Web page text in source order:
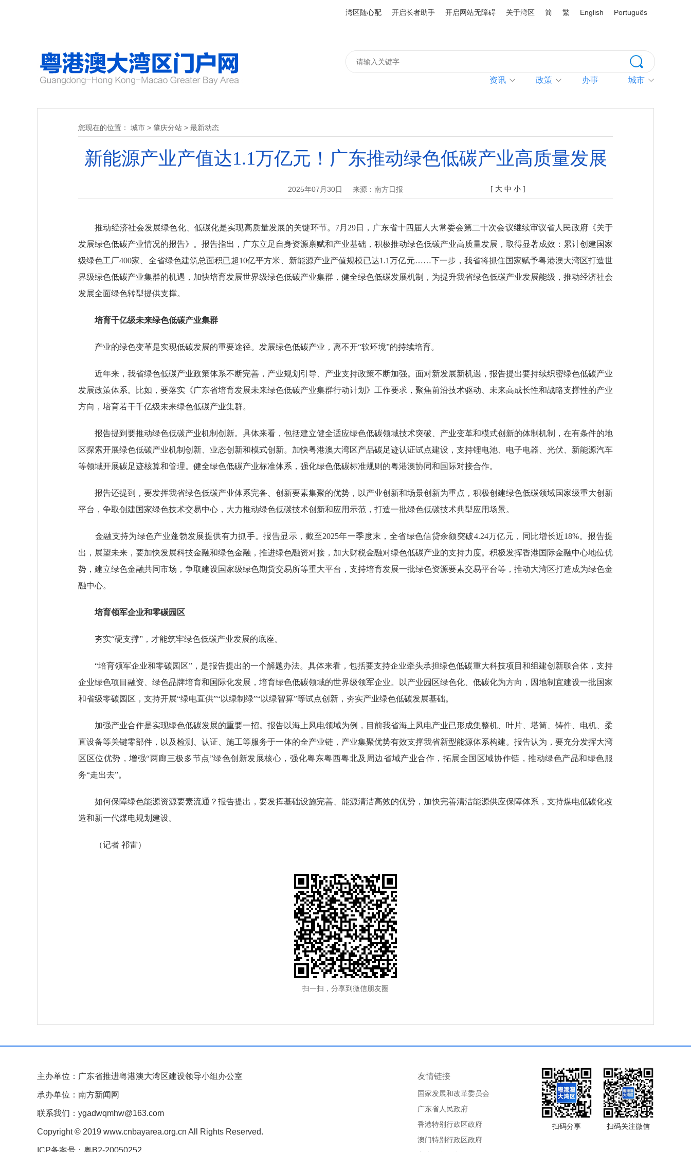
湾区随心配 开启长者助手 开启网站无障碍 关于湾区 简 繁 English Português
资讯 政策 办事 城市
您现在的位置： 城市 > 肇庆分站 > 最新动态
新能源产业产值达1.1万亿元！广东推动绿色低碳产业高质量发展
2025年07月30日 来源：南方日报 [ 大 中 小 ]
推动经济社会发展绿色化、低碳化是实现高质量发展的关键环节。7月29日，广东省十四届人大常委会第二十次会议继续审议省人民政府《关于
发展绿色低碳产业情况的报告》。报告指出，广东立足自身资源禀赋和产业基础，积极推动绿色低碳产业高质量发展，取得显著成效：累计创建国家
级绿色工厂400家、全省绿色建筑总面积已超10亿平方米、新能源产业产值规模已达1.1万亿元……下一步，我省将抓住国家赋予粤港澳大湾区打造世
界级绿色低碳产业集群的机遇，加快培育发展世界级绿色低碳产业集群，健全绿色低碳发展机制，为提升我省绿色低碳产业发展能级，推动经济社会
发展全面绿色转型提供支撑。
培育千亿级未来绿色低碳产业集群
产业的绿色变革是实现低碳发展的重要途径。发展绿色低碳产业，离不开“软环境”的持续培育。
近年来，我省绿色低碳产业政策体系不断完善，产业规划引导、产业支持政策不断加强。面对新发展新机遇，报告提出要持续织密绿色低碳产业
发展政策体系。比如，要落实《广东省培育发展未来绿色低碳产业集群行动计划》工作要求，聚焦前沿技术驱动、未来高成长性和战略支撑性的产业
方向，培育若干千亿级未来绿色低碳产业集群。
报告提到要推动绿色低碳产业机制创新。具体来看，包括建立健全适应绿色低碳领域技术突破、产业变革和模式创新的体制机制，在有条件的地
区探索开展绿色低碳产业机制创新、业态创新和模式创新。加快粤港澳大湾区产品碳足迹认证试点建设，支持锂电池、电子电器、光伏、新能源汽车
等领域开展碳足迹核算和管理。健全绿色低碳产业标准体系，强化绿色低碳标准规则的粤港澳协同和国际对接合作。
报告还提到，要发挥我省绿色低碳产业体系完备、创新要素集聚的优势，以产业创新和场景创新为重点，积极创建绿色低碳领域国家级重大创新
平台，争取创建国家绿色技术交易中心，大力推动绿色低碳技术创新和应用示范，打造一批绿色低碳技术典型应用场景。
金融支持为绿色产业蓬勃发展提供有力抓手。报告显示，截至2025年一季度末，全省绿色信贷余额突破4.24万亿元，同比增长近18%。报告提
出，展望未来，要加快发展科技金融和绿色金融，推进绿色融资对接，加大财税金融对绿色低碳产业的支持力度。积极发挥香港国际金融中心地位优
势，建立绿色金融共同市场，争取建设国家级绿色期货交易所等重大平台，支持培育发展一批绿色资源要素交易平台等，推动大湾区打造成为绿色金
融中心。
培育领军企业和零碳园区
夯实“硬支撑”，才能筑牢绿色低碳产业发展的底座。
“培育领军企业和零碳园区”，是报告提出的一个解题办法。具体来看，包括要支持企业牵头承担绿色低碳重大科技项目和组建创新联合体，支持
企业绿色项目融资、绿色品牌培育和国际化发展，培育绿色低碳领域的世界级领军企业。以产业园区绿色化、低碳化为方向，因地制宜建设一批国家
和省级零碳园区，支持开展“绿电直供”“以绿制绿”“以绿智算”等试点创新，夯实产业绿色低碳发展基础。
加强产业合作是实现绿色低碳发展的重要一招。报告以海上风电领域为例，目前我省海上风电产业已形成集整机、叶片、塔筒、铸件、电机、柔
直设备等关键零部件，以及检测、认证、施工等服务于一体的全产业链，产业集聚优势有效支撑我省新型能源体系构建。报告认为，要充分发挥大湾
区区位优势，增强“两廊三极多节点”绿色创新发展核心，强化粤东粤西粤北及周边省域产业合作，拓展全国区域协作链，推动绿色产品和绿色服
务“走出去”。
如何保障绿色能源资源要素流通？报告提出，要发挥基础设施完善、能源清洁高效的优势，加快完善清洁能源供应保障体系，支持煤电低碳化改
造和新一代煤电规划建设。
（记者 祁雷）
扫一扫，分享到微信朋友圈
主办单位：广东省推进粤港澳大湾区建设领导小组办公室
承办单位：南方新闻网
联系我们：ygadwqmhw@163.com
Copyright © 2019 www.cnbayarea.org.cn All Rights Reserved.
ICP备案号：粤B2-20050252
扫码分享 扫码关注微信
友情链接
国家发展和改革委员会
广东省人民政府
香港特别行政区政府
澳门特别行政区政府